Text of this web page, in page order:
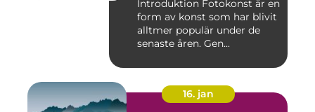
Introduktion Fotokonst är en
form av konst som har blivit
alltmer populär under de
senaste åren. Gen...
16. jan